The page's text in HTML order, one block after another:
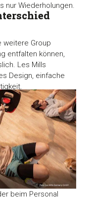
nur Wiederholungen.
weitere Group
entfalten können,
Les Mills
Design, einfache
beim Personal